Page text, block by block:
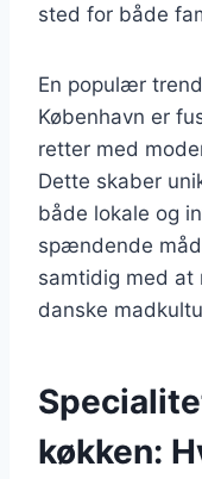
sted for både
En populær
København er
retter med
Dette skaber
både lokale og
spændende
samtidig med at
danske
køkken: